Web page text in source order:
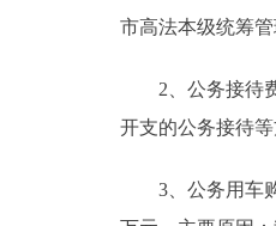
市高法本级统筹管
2、公务接待费
开支的公务接待等
3、公务用车购